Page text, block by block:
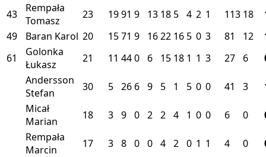
43
Rempała
Tomasz
23 1991 9 13 18 5 4 2 1 113 18
49
Baran Karol 20 1571 9 1622 16 5 0 3 81 12
61
Golonka
Łukasz
21 11 440 6 15 18 1 1 3 27 6
Andersson
Stefan
30 5 26 6 9 5 1 5 0 0 41 3
Micał
Marian
18 3 9 0 2 2 4 1 0 0 6 0
Rempała
Marcin
17 3 8 0 0 4 2 0 1 1 4 0